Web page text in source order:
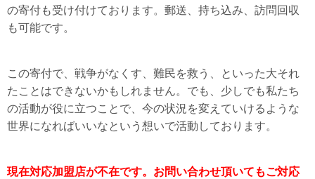
の寄付も受け付けております。郵送、持ち込み、訪問回収
も可能です。
この寄付で、戦争がなくす、難民を救う、といった大それ
たことはできないかもしれません。でも、少しでも私たち
の活動が役に立つことで、今の状況を変えていけるような
世界になればいいなという想いで活動しております。
現在対応加盟店が不在です。お問い合わせ頂いてもご対応